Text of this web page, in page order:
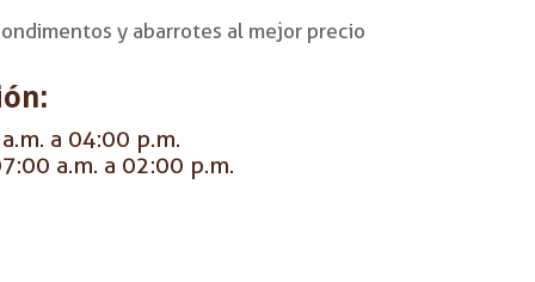
y abarrotes al mejor precio
a 04:00 p.m.
a.m. a 02:00 p.m.